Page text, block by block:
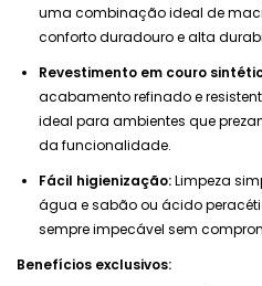
uma combinação ideal de
conforto duradouro e alta
Revestimento em couro
acabamento refinado e
ideal para ambientes que
da funcionalidade.
Fácil higienização:Limpeza
água e sabão ou ácido
sempre impecável sem
Benefícios exclusivos: